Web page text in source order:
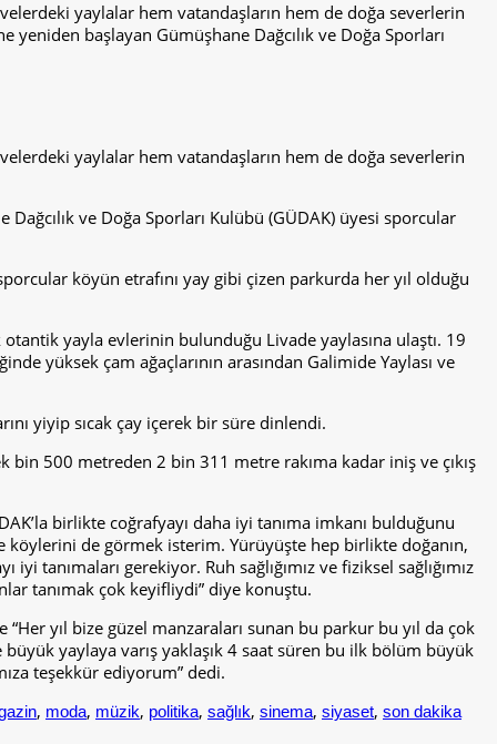
yaylalar hem vatandaşların hem de doğa severlerin
başlayan Gümüşhane Dağcılık ve Doğa Sporları
yaylalar hem vatandaşların hem de doğa severlerin
ve Doğa Sporları Kulübü (GÜDAK) üyesi sporcular
köyün etrafını yay gibi çizen parkurda her yıl olduğu
yayla evlerinin bulunduğu Livade yaylasına ulaştı. 19
yüksek çam ağaçlarının arasından Galimide Yaylası ve
yiyip sıcak çay içerek bir süre dinlendi.
bin 500 metreden 2 bin 311 metre rakıma kadar iniş ve çıkış
birlikte coğrafyayı daha iyi tanıma imkanı bulduğunu
köylerini de görmek isterim. Yürüyüşte hep birlikte doğanın,
iyi tanımaları gerekiyor. Ruh sağlığımız ve fiziksel sağlığımız
tanımak çok keyifliydi” diye konuştu.
yıl bize güzel manzaraları sunan bu parkur bu yıl da çok
yaylaya varış yaklaşık 4 saat süren bu ilk bölüm büyük
teşekkür ediyorum” dedi.
, moda, müzik, politika, sağlık, sinema, siyaset, son dakika